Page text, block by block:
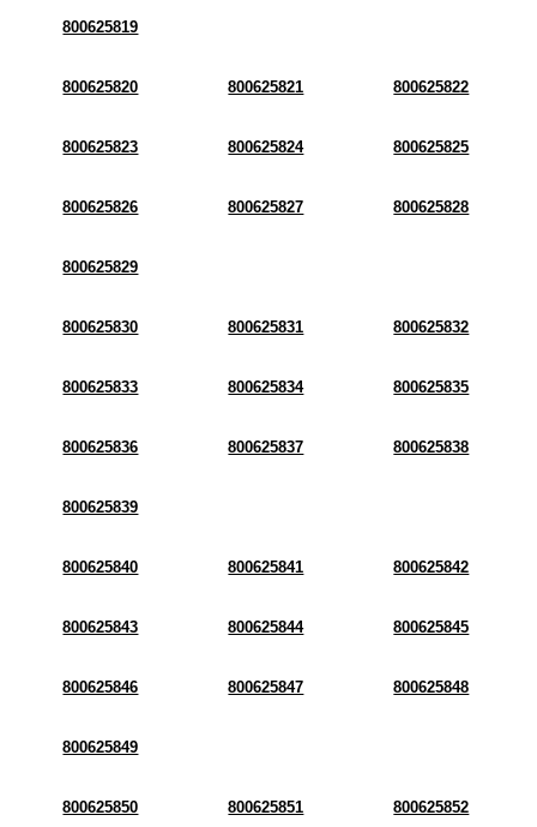
800625819
800625820 800625821 800625822
800625823 800625824 800625825
800625826 800625827 800625828
800625829
800625830 800625831 800625832
800625833 800625834 800625835
800625836 800625837 800625838
800625839
800625840 800625841 800625842
800625843 800625844 800625845
800625846 800625847 800625848
800625849
800625850 800625851 800625852